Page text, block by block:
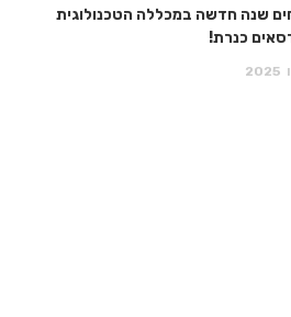
שנה חדשה במכללה הטכנולוגית
כנרת!
2025